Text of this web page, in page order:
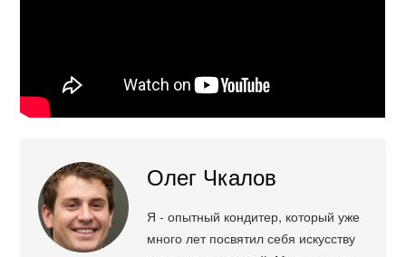
Олег Чкалов
Я - опытный кондитер, который уже
много лет посвятил себя искусству